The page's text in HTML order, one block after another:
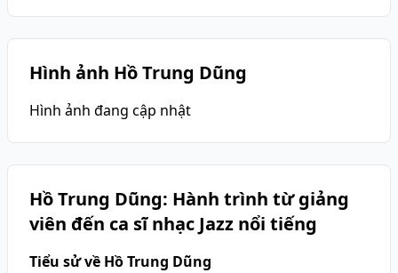
Hình ảnh Hồ Trung Dũng
Hình ảnh đang cập nhật
Hồ Trung Dũng: Hành trình từ giảng
viên đến ca sĩ nhạc Jazz nổi tiếng
Tiểu sử về Hồ Trung Dũng